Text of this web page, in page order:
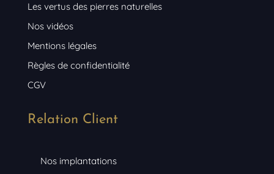
Les vertus des pierres naturelles
Nos vidéos
Mentions légales
Règles de confidentialité
CGV
Relation Client
Nos implantations